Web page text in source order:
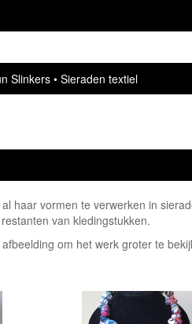
Slinkers
Sieraden textiel
haar vormen te verwerken in
van kledingstukken.
om het werk groter te